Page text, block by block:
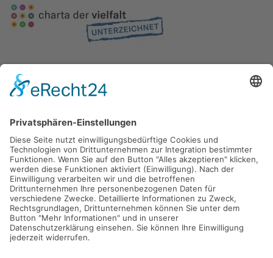
Gefördert durch die
Freie und Hansestadt Hamburg